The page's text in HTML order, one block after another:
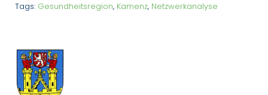
Tags: Gesundheitsregion, Kamenz, Netzwerkanalyse